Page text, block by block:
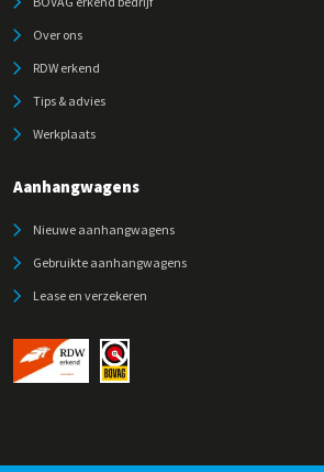
Over ons
RDW erkend
Tips & advies
Werkplaats
Aanhangwagens
Nieuwe aanhangwagens
Gebruikte aanhangwagens
Lease en verzekeren